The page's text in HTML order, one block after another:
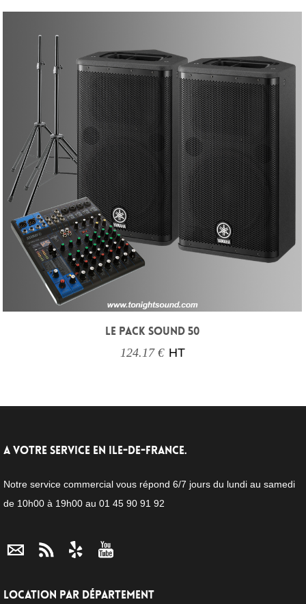
LE PACK SOUND 50
124.17 € HT
A VOTRE SERVICE EN ILE-DE-FRANCE.
Notre service commercial vous répond 6/7 jours du lundi au samedi
de 10h00 à 19h00 au 01 45 90 91 92
LOCATION PAR DÉPARTEMENT